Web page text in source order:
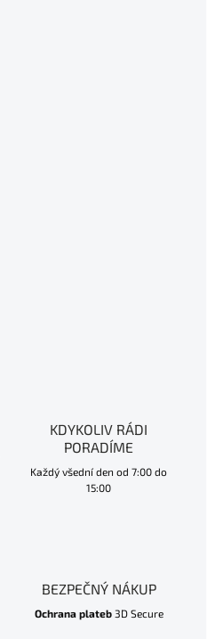
KDYKOLIV RÁDI
PORADÍME
Každý všední den od 7:00 do
15:00
BEZPEČNÝ NÁKUP
Ochrana plateb3D Secure